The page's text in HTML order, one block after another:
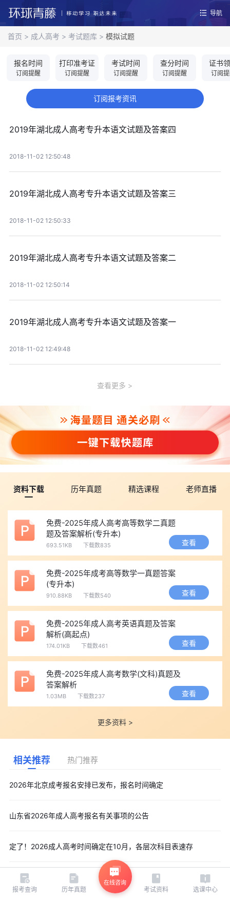
导航
首页 > 成人高考 > 考试题库 > 模拟试题
报名时间
订阅提醒
打印准考证
订阅提醒
考试时间
订阅提醒
查分时间
订阅提醒
证书
订阅
订阅报考资讯
2019年湖北成人高考专升本语文试题及答案四
2018-11-02 12:50:48
2019年湖北成人高考专升本语文试题及答案三
2018-11-02 12:50:33
2019年湖北成人高考专升本语文试题及答案二
2018-11-02 12:50:14
2019年湖北成人高考专升本语文试题及答案一
2018-11-02 12:49:48
查看更多
资料下载 历年真题 精选课程 老师直播
免费-2025年成人高考高等数学二真题
题及答案解析(专升本)
693.51KB 下载数835 查看
免费-2025年成考高等数学一真题答案
(专升本)
910.88KB 下载数540 查看
免费-2025年成人高考英语真题及答案
解析(高起点)
174.01KB 下载数461 查看
免费-2025年成人高考数学(文科)真题及
答案解析
1.03MB 下载数237 查看
更多资料 >
相关推荐 热门推荐
2026年北京成考报名安排已发布，报名时间确定
山东省2026年成人高考报名有关事项的公告
定了！2026成人高考时间确定在10月，各层次科目表速存
相关推荐 热门推荐
报考查询 历年真题
在线咨询
考试资料 选课中心